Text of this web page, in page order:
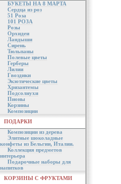
БУКЕТЫ НА 8 МАРТА
Сердца из роз
51 Роза
101 РОЗА
Розы
Орхидеи
Ландыши
Сирень
Тюльпаны
Полевые цветы
Герберы
Лилии
Гвоздики
Экзотические цветы
Хризантемы
Подсолнухи
Пионы
Корзины
Композиции
ПОДАРКИ
Композиции из дерева
Элитные шоколадные
конфеты из Бельгии, Италии.
Коллекция предметов
интерьера
Подарочные наборы для
напитков
КОРЗИНЫ С ФРУКТАМИ